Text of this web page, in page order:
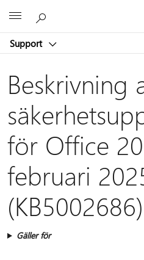
Support
Beskrivning
för Office
februari
(KB5002686)
Gäller för